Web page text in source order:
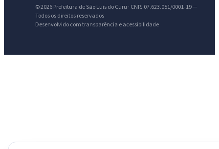
© 2026 Prefeitura de São Luis do Curu · CNPJ 07.623.051/0001-19 —
Todos os direitos reservados
Desenvolvido com transparência e acessibilidade
Licitações abertas Carta de serviços